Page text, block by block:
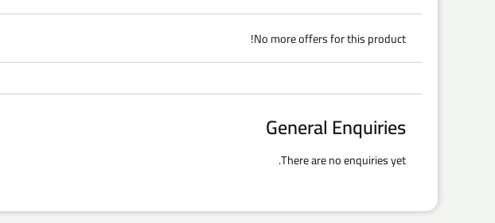
No more offers for this product!
General Enquiries
There are no enquiries yet.